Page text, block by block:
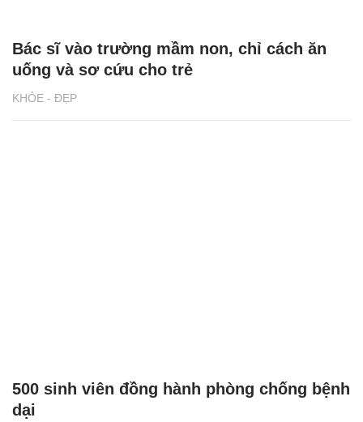
KHỎE - ĐẸP
Bác sĩ vào trường mầm non, chỉ cách ăn
uống và sơ cứu cho trẻ
500 sinh viên đồng hành phòng chống bệnh
dại